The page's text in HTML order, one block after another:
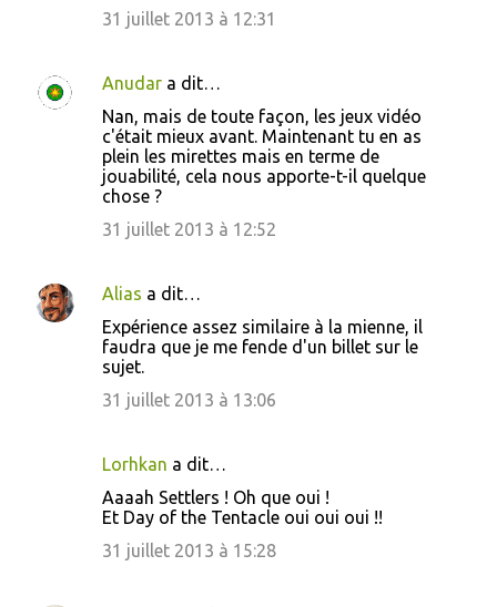
31 juillet 2013 à 12:31
Anudar a dit…
Nan, mais de toute façon, les jeux vidéo
c'était mieux avant. Maintenant tu en as
plein les mirettes mais en terme de
jouabilité, cela nous apporte-t-il quelque
chose ?
31 juillet 2013 à 12:52
Alias a dit…
Expérience assez similaire à la mienne, il
faudra que je me fende d'un billet sur le
sujet.
31 juillet 2013 à 13:06
Lorhkan a dit…
Aaaah Settlers ! Oh que oui !
Et Day of the Tentacle oui oui oui !!
31 juillet 2013 à 15:28